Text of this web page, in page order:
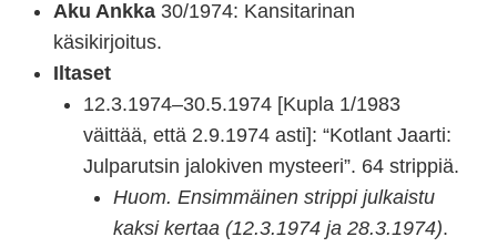
Aku Ankka 30/1974: Kansitarinan
käsikirjoitus.
Iltaset
12.3.1974–30.5.1974 [Kupla 1/1983
väittää, että 2.9.1974 asti]: “Kotlant Jaarti:
Julparutsin jalokiven mysteeri”. 64 strippiä.
Huom. Ensimmäinen strippi julkaistu
kaksi kertaa (12.3.1974 ja 28.3.1974).